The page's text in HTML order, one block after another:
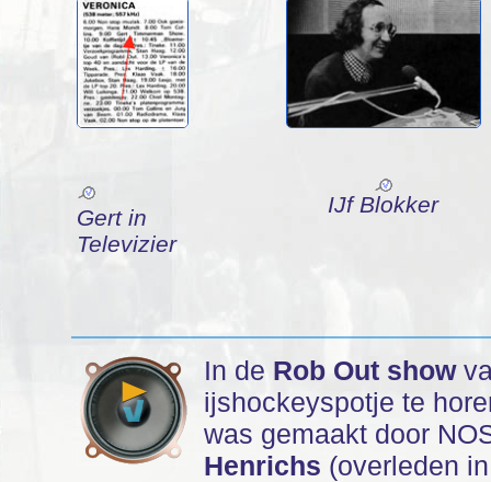
Gert in
Televizier
IJf Blokker
In de Rob Out show
ijshockeyspotje te
was gemaakt door
Henrichs (overleden